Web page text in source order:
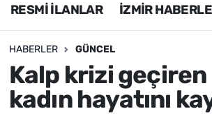
RESMİ İLANLAR İZMİR
HABERLER GÜNCEL
Kalp krizi
kadın hayatını
Siyaset
Asayiş / Polis-Adliye
Spor